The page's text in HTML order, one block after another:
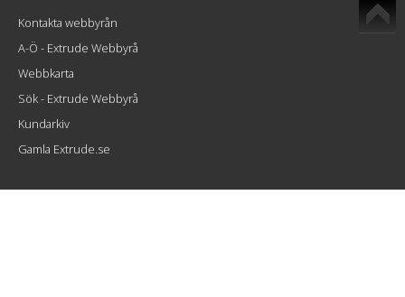
Kontakta webbyrån
A-Ö - Extrude Webbyrå
Webbkarta
Sök - Extrude Webbyrå
Kundarkiv
Gamla Extrude.se